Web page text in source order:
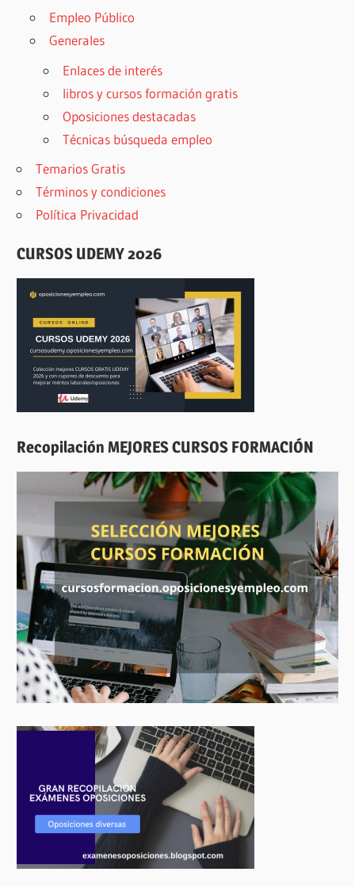
Empleo Público
Generales
Enlaces de interés
libros y cursos formación gratis
Oposiciones destacadas
Técnicas búsqueda empleo
Temarios Gratis
Términos y condiciones
Política Privacidad
CURSOS UDEMY 2026
Recopilación MEJORES CURSOS FORMACIÓN